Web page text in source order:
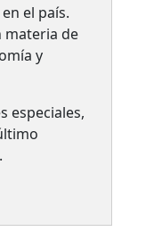
el país.​
materia de
y
especiales,